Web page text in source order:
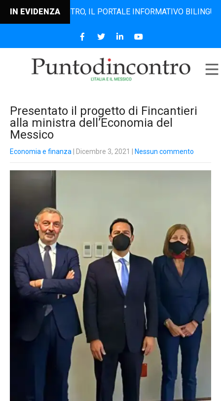
IN EVIDENZA IL PORTALE INFORMATIVO BILINGUE
Presentato il progetto di Fincantieri
alla ministra dell’Economia del
Messico
Economia e finanza | Dicembre 3, 2021 Nessun commento